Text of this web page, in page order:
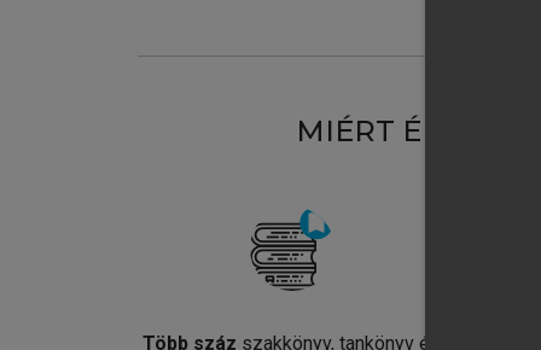
MIÉRT
Több száz szakkönyv, tankönyv és